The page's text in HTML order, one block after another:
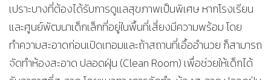
เปราะบางที่ต้องได้รับการดูแลสุขภาพเป็นพิเศษ หากโรงเรียน
และศูนย์พัฒนาเด็กเล็กที่อยู่ในพื้นที่เสี่ยงมีความพร้อม โดย
ทำความสะอาดก่อนเปิดเทอมและถ้าสถานที่เอื้ออำนวย ก็สามารถ
จัดทำห้องสะอาด ปลอดฝุ่น (Clean Room) เพื่อช่วยให้เด็กได้